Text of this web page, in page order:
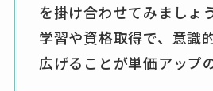
を掛け合わせてみましょ
学習や資格取得で、意識
広げることが単価アップ